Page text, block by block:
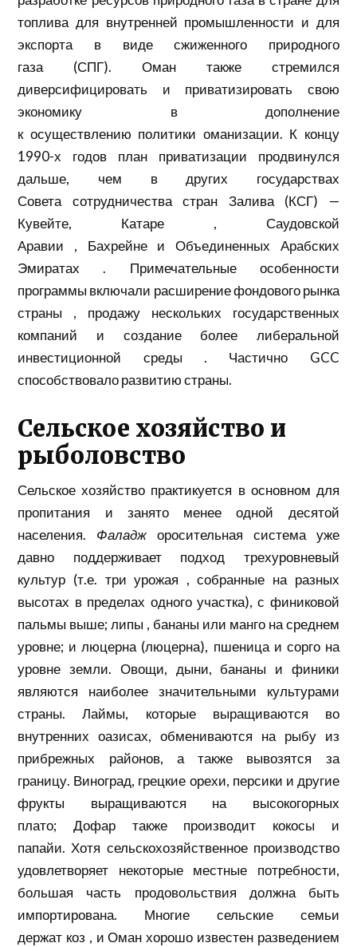
топлива для внутренней промышленности и для
экспорта в видесжиженного природного
газа (СПГ). Оман также стремился
диверсифицировать и приватизировать свою
экономику в дополнение
к осуществлению политики оманизации. К концу
1990-х годов план приватизации продвинулся
дальше, чем в других государствах
Совета сотрудничества стран Залива(КСГ) —
Кувейте, Катаре , Саудовской
Аравии , Бахрейнеи Объединенных Арабских
Эмиратах . Примечательные особенности
программы включали расширениефондового рынка
страны , продажу нескольких государственных
компаний и создание более либеральной
инвестиционной среды . Частично GCC
способствовало развитию страны.
Сельское хозяйство и
рыболовство
Сельское хозяйство практикуется в основном для
пропитания и занято менее одной десятой
населения. Фаладж оросительная система уже
давно поддерживает подход трехуровневый
культур (т.е. три урожая , собранные на разных
высотах в пределах одного участка), с финиковой
пальмы выше;липы , бананы или манго на среднем
уровне; и люцерна (люцерна), пшеница и соргона
уровне земли. Овощи, дыни, бананы и финики
являются наиболее значительными культурами
страны. Лаймы, которые выращиваются во
внутренних оазисах, обмениваются на рыбу из
прибрежных районов, а также вывозятся за
границу. Виноград, грецкие орехи, персики и другие
фрукты выращиваются на высокогорных
плато;Дофар также производит кокосы и
папайи. Хотя сельскохозяйственное производство
удовлетворяет некоторые местные потребности,
большая часть продовольствия должна быть
импортирована. Многие сельские семьи
держат коз , и Оман хорошо известен разведением